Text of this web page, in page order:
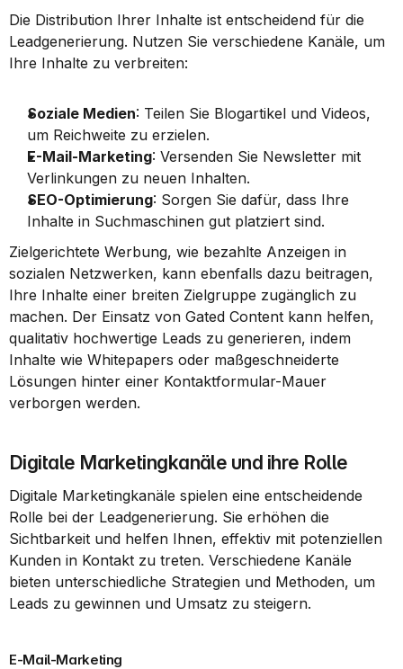
Die Distribution Ihrer Inhalte ist entscheidend für die
Leadgenerierung. Nutzen Sie verschiedene Kanäle, um
Ihre Inhalte zu verbreiten:
Soziale Medien: Teilen Sie Blogartikel und Videos,
um Reichweite zu erzielen.
E-Mail-Marketing: Versenden Sie Newsletter mit
Verlinkungen zu neuen Inhalten.
SEO-Optimierung: Sorgen Sie dafür, dass Ihre
Inhalte in Suchmaschinen gut platziert sind.
Zielgerichtete Werbung, wie bezahlte Anzeigen in
sozialen Netzwerken, kann ebenfalls dazu beitragen,
Ihre Inhalte einer breiten Zielgruppe zugänglich zu
machen. Der Einsatz von Gated Content kann helfen,
qualitativ hochwertige Leads zu generieren, indem
Inhalte wie Whitepapers oder maßgeschneiderte
Lösungen hinter einer Kontaktformular-Mauer
verborgen werden.
Digitale Marketingkanäle und ihre Rolle
Digitale Marketingkanäle spielen eine entscheidende
Rolle bei der Leadgenerierung. Sie erhöhen die
Sichtbarkeit und helfen Ihnen, effektiv mit potenziellen
Kunden in Kontakt zu treten. Verschiedene Kanäle
bieten unterschiedliche Strategien und Methoden, um
Leads zu gewinnen und Umsatz zu steigern.
E-Mail-Marketing